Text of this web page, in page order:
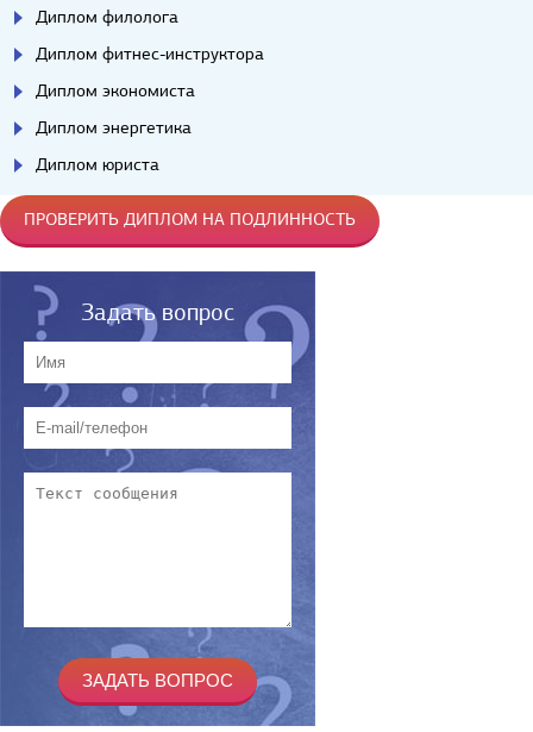
Диплом филолога
Диплом фитнес-инструктора
Диплом экономиста
Диплом энергетика
Диплом юриста
ПРОВЕРИТЬ ДИПЛОМ НА ПОДЛИННОСТЬ
Задать вопрос